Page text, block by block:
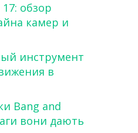
обзор
камер и
инструмент
в
Bang and
вони дають